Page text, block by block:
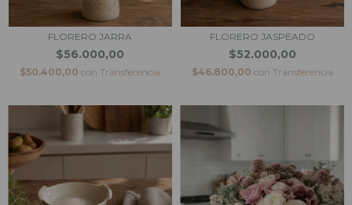
FLORERO JARRA
$56.000,00
$50.400,00 con Transferencia
FLORERO JASPEADO
$52.000,00
$46.800,00 con Transferencia